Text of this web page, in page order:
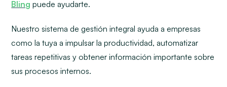
Bling puede ayudarte.
Nuestro sistema de gestión integral ayuda a empresas
como la tuya a impulsar la productividad, automatizar
tareas repetitivas y obtener información importante sobre
sus procesos internos.